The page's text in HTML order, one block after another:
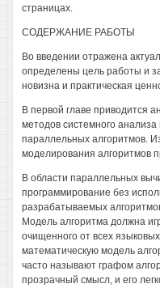
страницах.
СОДЕРЖАНИЕ РАБОТЫ
Во введении отражена
определены цель работы и
новизна и практическая
В первой главе приводится
методов системного
параллельных алгоритмов.
моделирования алгоритмов
В области параллельных
программирование без
разрабатываемых
Модель алгоритма должна
очищенного от всех
математическую модель
часто называют графом
прозрачный смысл, и его